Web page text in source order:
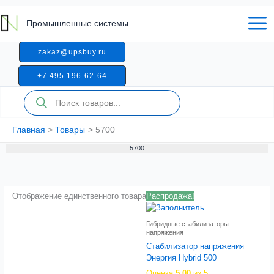
к
содержимому
Промышленные системы
zakaz@upsbuy.ru
+7 495 196-62-64
Поиск
товаров
Главная Товары 5700
5700
Отображение единственного товараРаспродажа!
Гибридные стабилизаторы
напряжения
Стабилизатор напряжения
Энергия Hybrid 500